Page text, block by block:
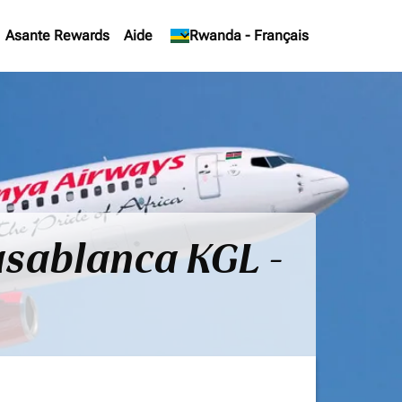
Asante Rewards Aide Rwanda - Français
keyboard_arrow_down
KGL -